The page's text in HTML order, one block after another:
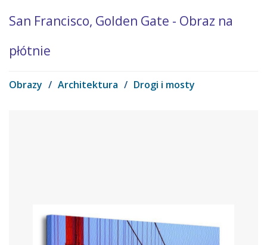
San Francisco, Golden Gate - Obraz na
płótnie
Obrazy / Architektura / Drogi i mosty